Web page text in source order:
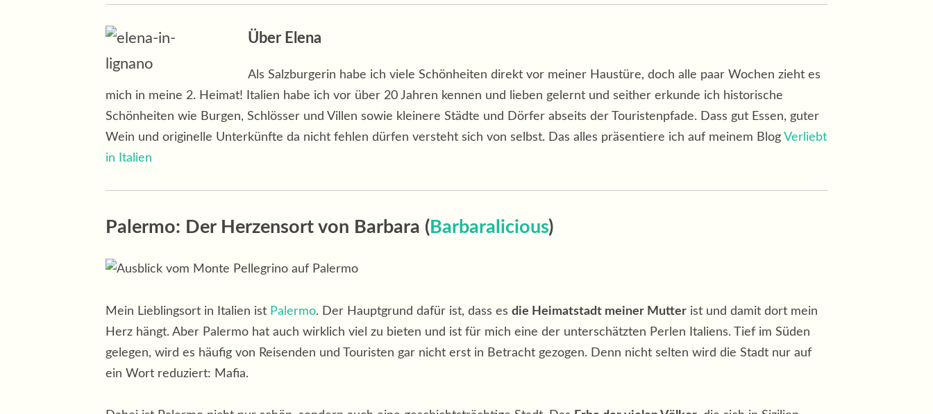
Über Elena
Als Salzburgerin habe ich viele Schönheiten direkt vor meiner Haustüre, doch alle paar Wochen zieht es
mich in meine 2. Heimat! Italien habe ich vor über 20 Jahren kennen und lieben gelernt und seither erkunde ich historische
Schönheiten wie Burgen, Schlösser und Villen sowie kleinere Städte und Dörfer abseits der Touristenpfade. Dass gut Essen, guter
Wein und originelle Unterkünfte da nicht fehlen dürfen versteht sich von selbst. Das alles präsentiere ich auf meinem Blog Verliebt
in Italien
Palermo: Der Herzensort von Barbara ( Barbaralicious)
Mein Lieblingsort in Italien ist Palermo. Der Hauptgrund dafür ist, dass es die Heimatstadt meiner Mutter ist und damit dort mein
Herz hängt. Aber Palermo hat auch wirklich viel zu bieten und ist für mich eine der unterschätzten Perlen Italiens. Tief im Süden
gelegen, wird es häufig von Reisenden und Touristen gar nicht erst in Betracht gezogen. Denn nicht selten wird die Stadt nur auf
ein Wort reduziert: Mafia.